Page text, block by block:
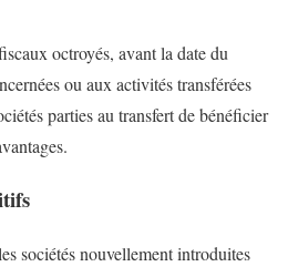
octroyés, avant la date du
ou aux activités transférées
parties au transfert de bénéficier
sociétés nouvellement introduites